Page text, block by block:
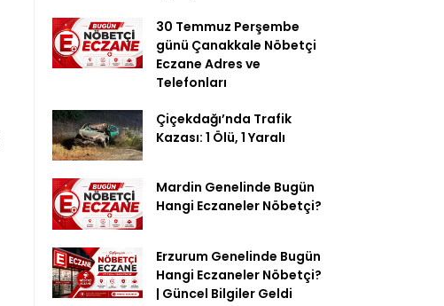
30 Temmuz Perşembe
günü Çanakkale Nöbetçi
Eczane Adres ve
Telefonları
Çiçekdağı’nda Trafik
Kazası: 1 Ölü, 1 Yaralı
Mardin Genelinde Bugün
Hangi Eczaneler Nöbetçi?
Erzurum Genelinde Bugün
Hangi Eczaneler Nöbetçi?
| Güncel Bilgiler Geldi